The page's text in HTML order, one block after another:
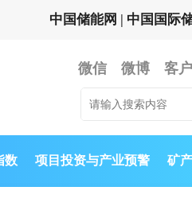
中国储能网 | 中国国际
微信 微博 客
数 项目投资与产业预警 矿